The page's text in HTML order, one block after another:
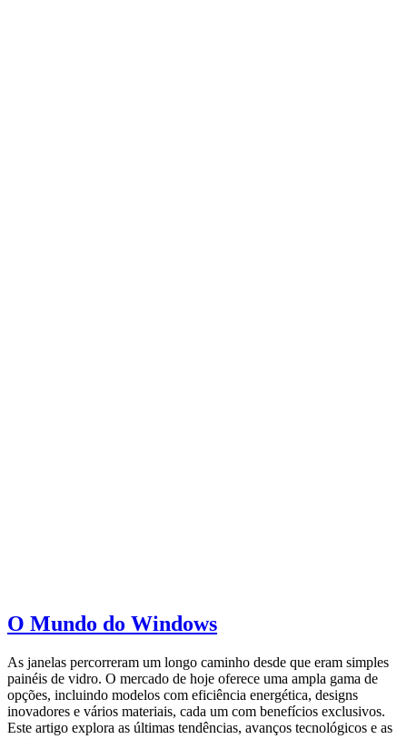
O Mundo do Windows
As janelas percorreram um longo caminho desde que eram simples
painéis de vidro. O mercado de hoje oferece uma ampla gama de
opções, incluindo modelos com eficiência energética, designs
inovadores e vários materiais, cada um com benefícios exclusivos.
Este artigo explora as últimas tendências, avanços tecnológicos e as